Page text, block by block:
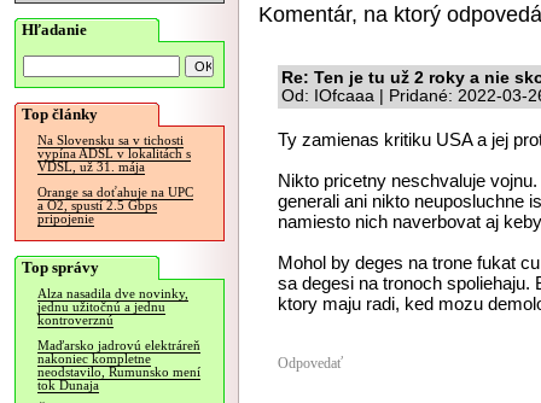
Hľadanie
Top články
Na Slovensku sa v tichosti
vypína ADSL v lokalitách s
VDSL, už 31. mája
Orange sa doťahuje na UPC
a O2, spustí 2.5 Gbps
pripojenie
Top správy
Alza nasadila dve novinky,
jednu užitočnú a jednu
kontroverznú
Maďarsko jadrovú elektráreň
nakoniec kompletne
neodstavilo, Rumunsko mení
tok Dunaja
Komentár, na ktorý
Re: Ten je tu už 2 roky a nie
Od: IOfcaaa | Pridané: 2022-03-
Ty zamienas kritiku USA a jej
Nikto pricetny neschvaluje
generali ani nikto neuposluchne
namiesto nich naverbovat aj
Mohol by deges na trone fukat
sa degesi na tronoch
ktory maju radi, ked mozu
Odpovedať